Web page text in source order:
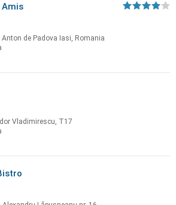
Amis
Anton de Padova Iasi, Romania
Vladimirescu, T17